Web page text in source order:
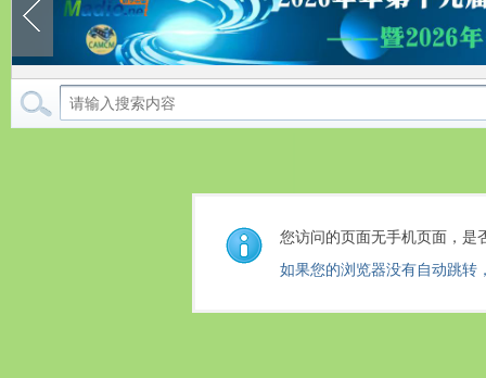
您访问的页面无手机页面，是
如果您的浏览器没有自动跳转